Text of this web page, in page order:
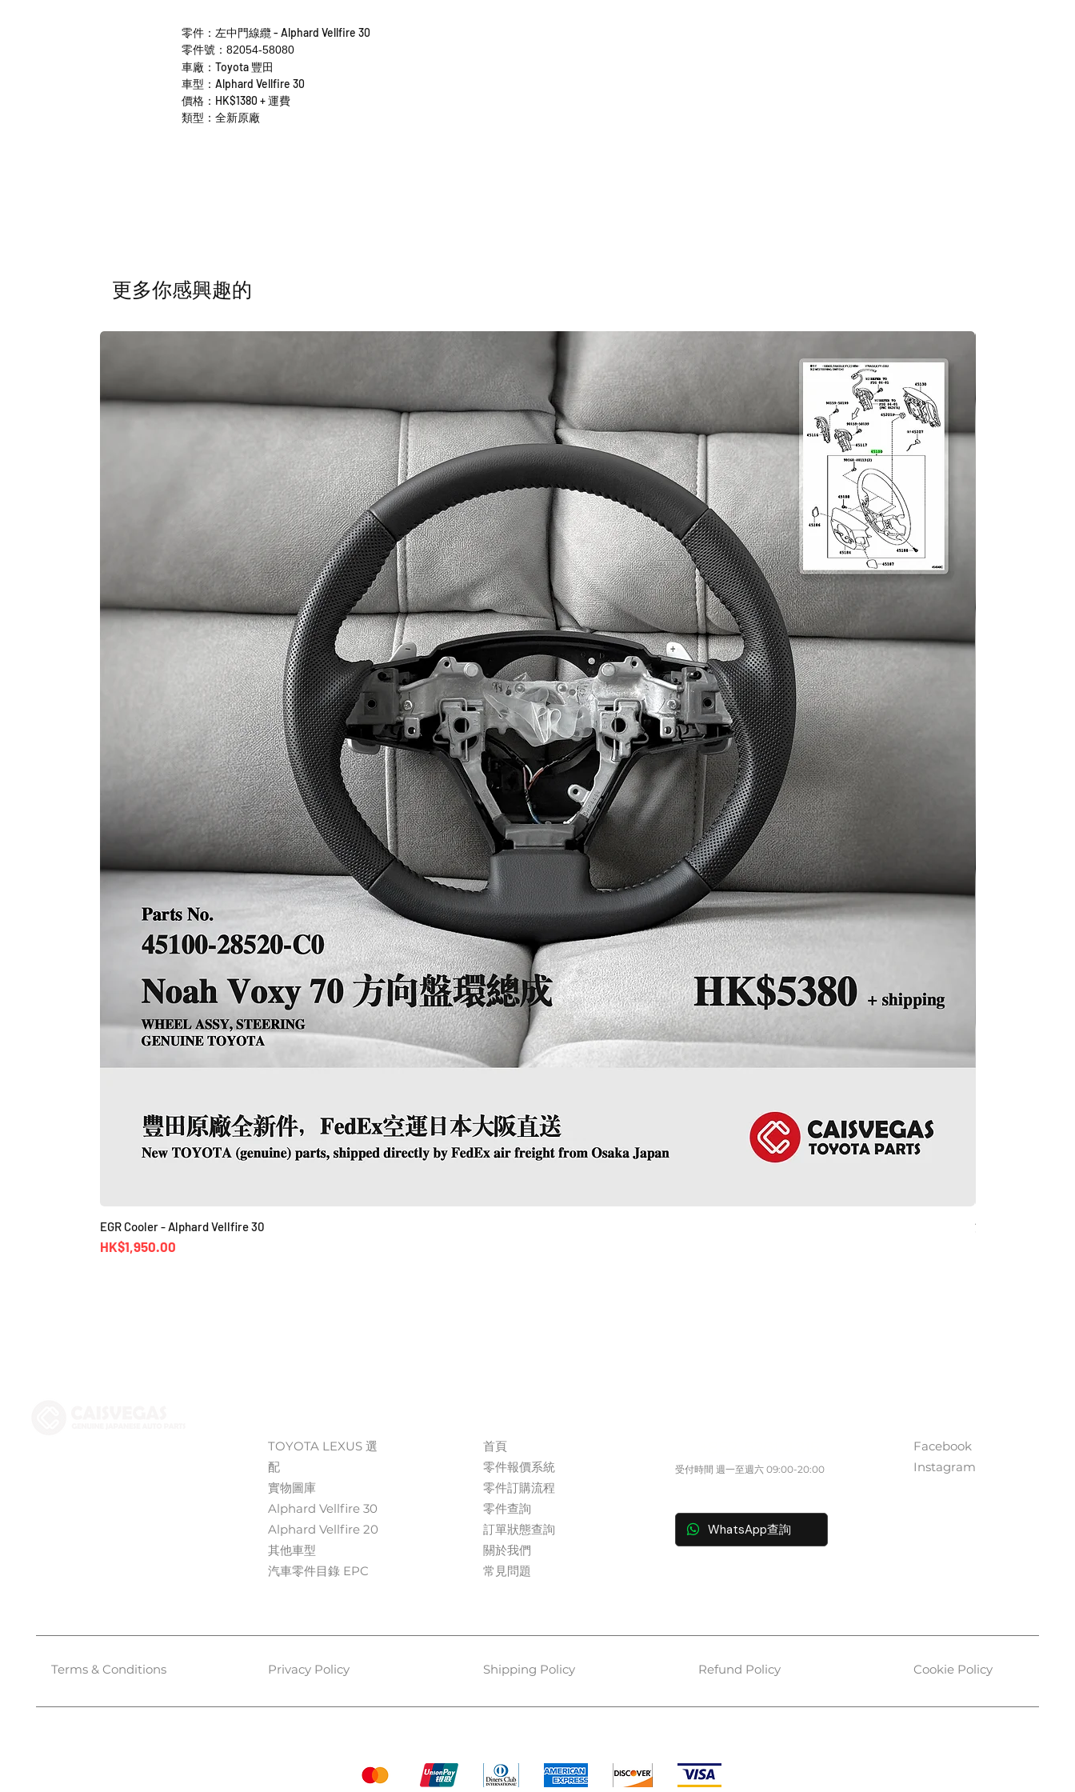
零件：左中門線纜 - Alphard Vellfire 30
零件號：82054-58080
車廠：Toyota 豐田
車型：Alphard Vellfire 30
價格：HK$1380 + 運費
類型：全新原廠
​更多你感興趣的
EGR Cooler - Alphard Vellfire 30
價格
HK$1,950.00
方向盤環總成 -
TOYOTA LEXUS 選
配
實物圖庫
Alphard Vellfire 30
Alphard Vellfire 20
其他車型
汽車零件目錄 EPC​​
首頁
零件報價系統
​零件訂購流程
零件查詢
訂單狀態查詢
關於我們​
常見問題
受付時間 週一至週六​ 09:00-20:00
WhatsApp查詢
Facebook
Instagram
Terms & Conditions Privacy Policy Shipping Policy Refund Policy Cookie Policy